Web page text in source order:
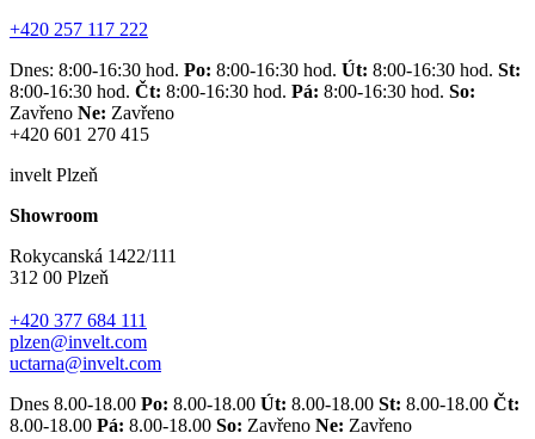
+420 257 117 222
Dnes: 8:00-16:30 hod. Po: 8:00-16:30 hod. Út: 8:00-16:30 hod. St:
8:00-16:30 hod. Čt: 8:00-16:30 hod. Pá: 8:00-16:30 hod. So:
Zavřeno Ne: Zavřeno
+420 601 270 415
invelt Plzeň
Showroom
Rokycanská 1422/111
312 00 Plzeň
+420 377 684 111
plzen@invelt.com
uctarna@invelt.com
Dnes 8.00-18.00 Po: 8.00-18.00 Út: 8.00-18.00 St: 8.00-18.00 Čt:
8.00-18.00 Pá: 8.00-18.00 So: Zavřeno Ne: Zavřeno